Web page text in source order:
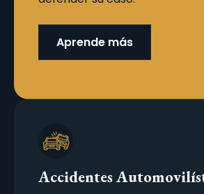
Aprende más
Accidentes